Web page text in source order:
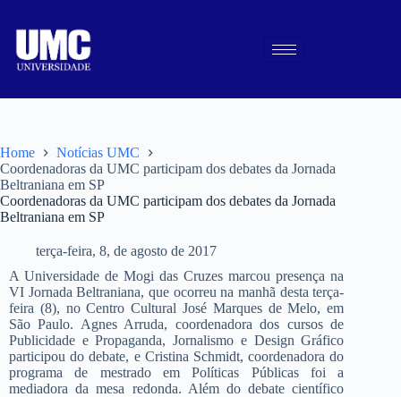
Home
Notícias UMC
Coordenadoras da UMC participam dos debates da Jornada
Beltraniana em SP
Coordenadoras da UMC participam dos debates da Jornada
Beltraniana em SP
terça-feira, 8, de agosto de 2017
A Universidade de Mogi das Cruzes marcou presença na
VI Jornada Beltraniana, que ocorreu na manhã desta terça-
feira (8), no Centro Cultural José Marques de Melo, em
São Paulo. Agnes Arruda, coordenadora dos cursos de
Publicidade e Propaganda, Jornalismo e Design Gráfico
participou do debate, e Cristina Schmidt, coordenadora do
programa de mestrado em Políticas Públicas foi a
mediadora da mesa redonda. Além do debate científico